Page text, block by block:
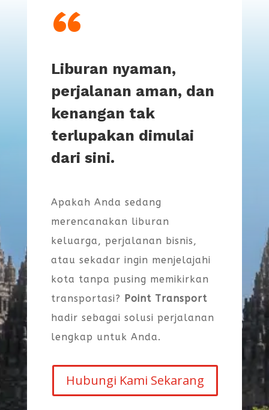
“
Liburan nyaman,
perjalanan aman, dan
kenangan tak
terlupakan dimulai
dari sini.
Apakah Anda sedang
merencanakan liburan
keluarga, perjalanan bisnis,
atau sekadar ingin menjelajahi
kota tanpa pusing memikirkan
transportasi? Point Transport
hadir sebagai solusi perjalanan
lengkap untuk Anda.
Hubungi Kami Sekarang